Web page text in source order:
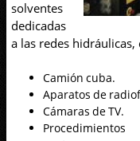
solventes
dedicadas
a las redes hidráulicas,
Camión cuba.
Aparatos de
Cámaras de TV.